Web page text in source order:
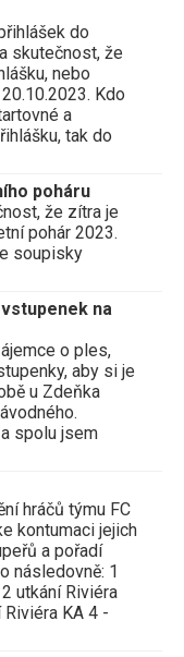
do
skutečnost, že
nebo
Kdo
a
tak do
poháru
že zítra je
pohár 2023.
soupisky
na
o ples,
aby si je
u Zdeňka
spolu jsem
hráčů týmu FC
kontumaci jejich
a pořadí
následovně: 1
utkání Riviéra
Riviéra KA 4 -